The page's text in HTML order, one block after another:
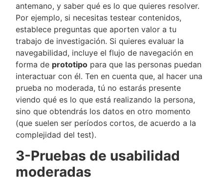
antemano, y saber qué es lo que quieres resolver.
Por ejemplo, si necesitas testear contenidos,
establece preguntas que aporten valor a tu
trabajo de investigación. Si quieres evaluar la
navegabilidad, incluye el flujo de navegación en
forma de prototipo para que las personas puedan
interactuar con él. Ten en cuenta que, al hacer una
prueba no moderada, tú no estarás presente
viendo qué es lo que está realizando la persona,
sino que obtendrás los datos en otro momento
(que suelen ser períodos cortos, de acuerdo a la
complejidad del test).
3-Pruebas de usabilidad
moderadas